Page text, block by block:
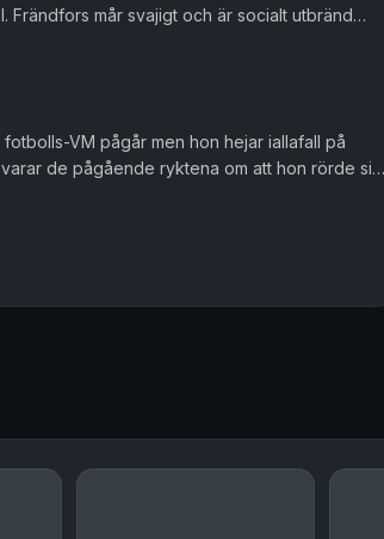
Frändfors mår svajigt och är socialt utbränd
inte är talbar. De...
VM pågår men hon hejar iallafall på
de pågående ryktena om att hon rörde sig
helgen. I september...